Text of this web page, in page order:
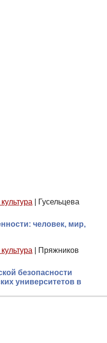
Гусельцева
человек, мир,
Пряжников
безопасности
университетов в